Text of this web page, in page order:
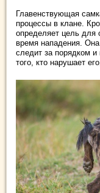
Главенствующая
процессы в клане.
определяет цель для
время нападения.
следит за порядком
того, кто нарушает